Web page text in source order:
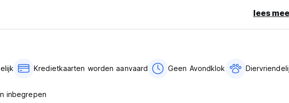
afhankelijk van de beschikbaarheid van de kamers.
en pinpassen.
pre-autorisatie op je creditcard uitvoeren.
lees
Kredietkaarten worden aanvaard Geen Avondklok
inbegrepen